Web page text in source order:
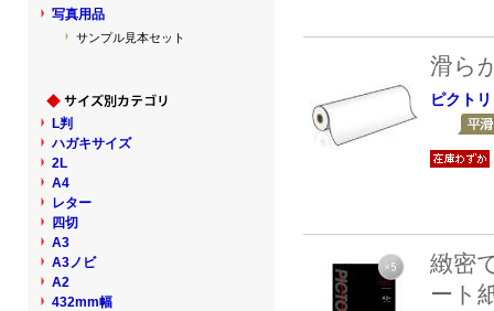
滑ら
ピクト
緻密
ート
写真用品
サンプル見本セット
L判
ハガキサイズ
2L
A4
レター
四切
A3
A3ノビ
A2
432mm幅